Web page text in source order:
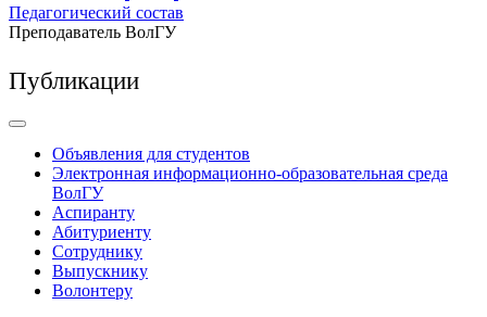
Педагогический состав
Преподаватель ВолГУ
Публикации
Объявления для студентов
Электронная информационно-образовательная среда
ВолГУ
Аспиранту
Абитуриенту
Сотруднику
Выпускнику
Волонтеру